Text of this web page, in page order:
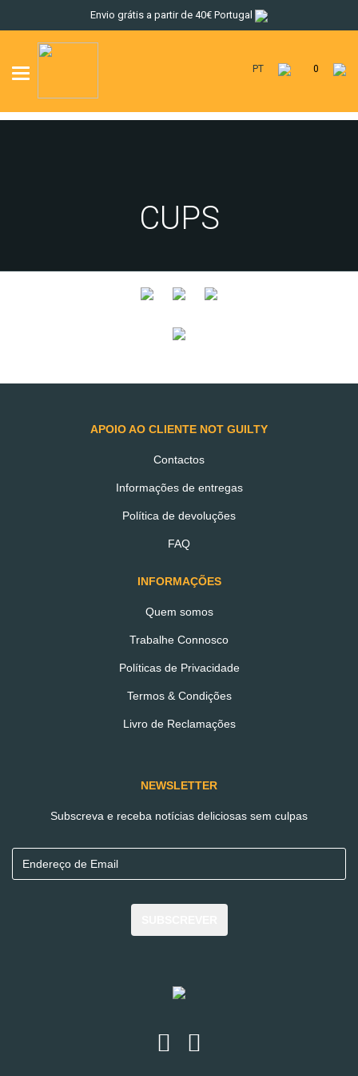
Envio grátis a partir de 40€ Portugal
Toggle
PT 0
CUPS
Caixa de Cups de
Chocolate 50% com
€4.39
PARTILHE ESTE PRODUTO
MAIS DETALHES
APOIO AO CLIENTE NOT GUILTY
Contactos
Informações de entregas
Política de devoluções
FAQ
INFORMAÇÕES
Quem somos
Trabalhe Connosco
Políticas de Privacidade
Termos & Condições
Livro de Reclamações
NEWSLETTER
Subscreva e receba notícias deliciosas sem culpas